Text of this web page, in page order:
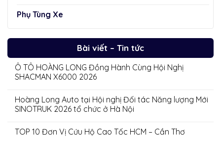
Phụ Tùng Xe
Bài viết – Tin tức
Ô TÔ HOÀNG LONG Đồng Hành Cùng Hội Nghị
SHACMAN X6000 2026
Hoàng Long Auto tại Hội nghị Đối tác Năng lượng Mới
SINOTRUK 2026 tổ chức ở Hà Nội
TOP 10 Đơn Vị Cứu Hộ Cao Tốc HCM – Cần Thơ